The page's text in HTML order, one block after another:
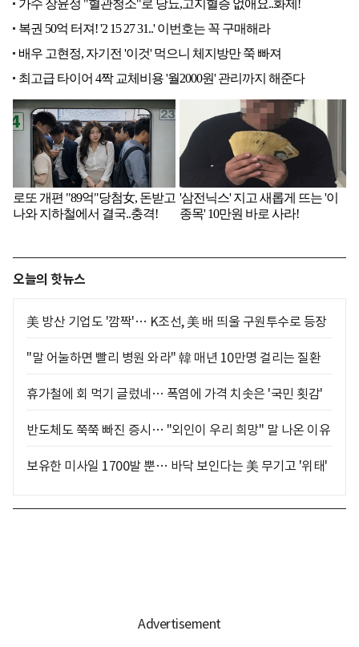
오늘의 핫뉴스
美 방산 기업도 '깜짝'… K조선, 美 배 띄울 구원투수로 등장
"말 어눌하면 빨리 병원 와라" 韓 매년 10만명 걸리는 질환
휴가철에 회 먹기 글렀네… 폭염에 가격 치솟은 '국민 횟감'
반도체도 쭉쭉 빠진 증시… "외인이 우리 희망" 말 나온 이유
보유한 미사일 1700발 뿐… 바닥 보인다는 美 무기고 '위태'